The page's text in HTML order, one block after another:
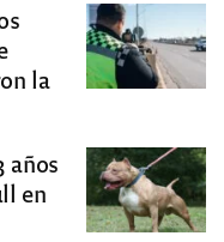
la
años
en